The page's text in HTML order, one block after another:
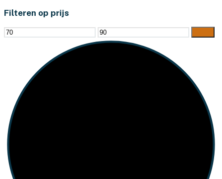
Filteren op prijs
Min.
prijs
Max.
prijs